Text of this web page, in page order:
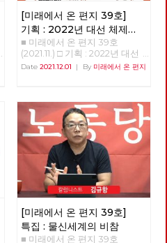
[미래에서 온 편지 39호]
기획 : 2022년 대선 체제
전환을 위한 7대 과제와 방향
■ 미래에서 온 편지 39호(2021.11.) □ 기획 : 2022년 대선 체제 전환을 위한 7대 과제와 방향 홍석만 참세상연구소 연구원 이제, 정권이 아닌 체제를 바꿀 때 지금 한국 사회는 총체적 위기에 처해 있다. 경제 위기와 생태 위기 이로 인한 우리 삶의 위기가 바로 그것이다. 한국 경제는 IMF 외환 위기, 2008년 글로벌 금융 위기 이어 코로나19 경제 위기를 겪고 있다. 과거 두 차례의 경제 위기 극복이 노동자·민중의 희생에 기초해 이뤄지고 있듯이, 최근 팬데믹으로 인한 경제 위기 역시 노동자·민중의 일방적 희생을 낳고 있다. 더 근본적인 문제는 한국 경제가 성장해도 우리의 삶은 나아지지 않는다는 점이다. ‘고용 없는 성장’이 지속하고 있으며, 새로 창출되는 고용은 ‘저임금·불안정 일자리’뿐이다. 경제 성장의 과실은 경제를 장악한 재벌과 자산 소유자에게만 집중되고 있다. 재벌의 사내 유보금은 천문학적으로 커지고 있지만, 가계 소득은 악화하고 있다. 자산 격차는 코로나19 팬데믹 이후 더욱 커지고 있다. 경제가 성장해도 자본과 자산 소유자의 부(富)만 늘어날 뿐, 경제 불평등과 빈곤은 나날이 심화하고 있다. 이는 자본주의에서 경제위기는 반복될 수밖에 없으며, ‘파이를 키워 나눈다’라는 자본주의 경제 논리는 파국을 맞았음을 말한다. ‘소수 재벌과 자산 불로소득자를 위한 경제’를 ‘모든 사회 구성원의 인간다운 삶을 보장하는 경제’로 체제를 바꾸지 않는 한 경제위기와 노동의 위기를 극복할 수 없다. 기후 위기·생태 위기 역시 심각하다. 생태 파괴의 결과로 코로나19 바이러스와 같은 인수공통감염병의 주기적 창궐이라는 위험 앞에 놓였고, 기후 재앙도 전 세계를 엄습하고 있다. 그런데 코로나19 펜데믹이 그렇듯, 기후 위기의 피해 역시 차별적으로 작동한다. 기후 위기의 주범은 소수의 역사적 탄소 다배출국과 화석 연료를 많이 사용한 대자본임에도 불구하고, 제3세계 국가와 노동자 민중은 기후 위기로 생존의 위기에 몰리고 있다. 부를 독점하여 경제적 불평등 체제를 낳은 주범이 기후 위기의 주범이기도 하다는 사실은 불평등 체제와 기후 위기가 동전의 양면이라는 점을 말하는 것이자, 기후 위기가 자본주의의 결과라는 것을 말한다. 자본주의는 더 많은 이윤을 위해 더 많이 생산하고 노동자를 더 많이 착취하며, 생태계의 자정 능력이 감당할 수 없을 정도로 자연을 수탈하는 체제다. 기업 주도의 녹색 산업 창출이나, 착한 소비자 운동으로는 기후 위기와 생태 파괴를 극복할 수 없다. 생명과 생태 파괴의 대재앙을 불러올 핵 발전도 기후 위기의 대안이 결단코 아니다. 기약 없는 탄소 배출 저감 기술 발전과 시장 규제를 통해 이루겠다는 탄소 중립은 독점 자본의 시장 이윤을 보장하기 위한 거짓과 기만의 방식일 뿐이다. 과잉 생산-과소비로 낭비되는 물자와 자원은 생산량의 30% 가깝고 이를 필요한 만큼, 계획한 만큼만 줄여도 탄소 배출량의 30% 이상을 줄일 수 있다. 무엇보다 경제 체제가 바뀌어야 한다. 자본주의 세계 경제는 지금 성장의 한계를 넘어 경제 성장률이 마이너스(-)가 되어 경제 규모가 축소되는 역상장을 코앞에 두고 있다. 미국과 유럽 등 선진국의 평균 경제 성장률은 이미 0%대에 접어들었고, 기후 위기 확대에 따른 경제 피해의 증가로 빠르면 2030년을 전후로 마이너스 성장(역성장) 국면에 들어간다. 한국 경제도 이제 성장률 1% 대에 들어갔고 2050년 탄소 순배출이 0에 도달하는 탄소 중립을 이루더라도 그즈음 역성장에 들어갈 전망이다. 탄소 감축에 실패해 현재의 탄소 배출량을 지속하면 2030년대 중반 무렵부터 역성장 한다. 위기는 경제 불평등의 심화와 생태 위기에 그치지 않는다. 코로나19로 ‘공적 역할’의 중요성이 커지고 있음에도 불구하고, 한국 사회는 여전히 의료-주택-교육-돌봄의 영역이 시장에 맡겨져 있어, 존엄한 삶을 누릴 권리를 보장받지 못하고 있다. 한반도 정전 체제와 미·중 패권 경쟁의 심화로 한반도 평화는 아직도 염원으로만 남아 있다. 여성, 성 소수자, 장애인, 이주민, 청소년 등 사회적 소수자들은 인간다운 삶을 누릴 권리를 얻지 못한 채, 차별과 배제를 넘어 ‘혐오’의 대상으로까지 되고 있다. 한국 사회를 지배하는‘가치관’의 위기도 심각합니다. 사다리 꼭대기에 오르기 위한 치열한 경쟁 논리와 이를 뒷받침하는 공정성이 유일한 정의인 양 외쳐지고 있다. 이윤의 성장을 뜻하는 자본주의 성장 경제는 현실적, 환경적, 물리적 한계를 맞고 있고 이윤이 아닌 사회적 가치를 생산하는 경제 체제로의 전환을 예고하고 있다. ‘더 많은 이윤-더 많은 생산-더 많은 소비’를 하며 ‘더 많은 노동-더 많은 자연 수탈’에 의해 지탱되는 자본주의를 ‘필요한 만큼 계획적으로 생산하고 소비’하며, ‘더 적은 노동으로 자연과 공존하는 생태 사회’로 전환해야 한다. 이제 뒤엎고 바꿔야 한다. 그것이 체제 전환이다. 우리의 삶이 자본의 돈벌이에 내맡겨지지 않고 사회와 국가가 책임지고 존엄한 삶을 보장하는 사회, 인간과 자연이 공존하는 생태 사회, 차별과 배제·혐오가 없는 평등한 연대 사회, 핵과 전쟁 위기 없는 평화로운 한반도를 만들어야 한다. 2022년은 대통령 선거와 지방 선거가 연이어 있는 해이다. 특히 2022년 대선은 문재인 정부에 대한 평가를 넘어 코로나19를 계기로 부각된 한국 사회 전환의 방향을 둘러싼 대격돌이 벌어지는 장이 될 것이다. 민주당, 국민의힘과 같은 보수 기득권 정당은 경제 위기-생태 위기-삶의 위기를 낳은 공범으로 이를 해결할 의지도, 능력도 없다. 한국 사회의 대전환을 말하지만, 현재 한국 사회를 좀 고쳐 쓰자는 소위 ‘진보 정치’로는 한국 사회의 총체적 위기를 근본적으로 해결할 수 없다. 오직 ‘자본주의 너머’를 현실로 만들고 이를 향해 투쟁할 때 ‘경제 위기, 생태 위기, 삶의 위기’를 극복할 수 있다. ‘정권이 아니라 체제’를 바꿔야 한다. 한국 사회 대전환의 주체는 자본도, 국가도 아닌 바로 우리 노동자·민중이 되어야 한다. 체제 전환의 대안 정치로서 민주적, 생태적 사회주의 정치 운동이 본격화되어야 한다. 1. 재벌 중심 경제 체제에서 만인을 위한 사회적 경제 체제로 전환 1997년 외환위기 이후 한국 경제의 신자유주의 재편이 완료·강화되면서, 재벌과 초국적 자본의 한국 경제 대한 지배력이 강화되었다. 삼성, 현대차, SK, LG, 롯데 등 5대 그룹의 자산은 GDP의 60%에 달할 정도로 소수 재벌에 의한 경제 지배력이 커졌다. 정부 특혜 아래 재벌은 핵심 산업, 제 2금융권, 부동산 투기로 부를 축적하는 한편, 재벌은 반노동 체제, 하청 업체 불공정 거래, 중소 영세 자영업자 생존권 침탈로 막대한 이윤을 축적하고 있다. 그 결과 2020년도 30대 재벌 사내 유보금은 1,045조 원이 넘는다. 특히, 플랫폼 독과점 기업이 재벌화하여 시장 지배를 확대·강화하고 있다. 소비자들에게 편익을, 노동자에게는 유연한 근무를 제공한다고 주장하는 플랫폼 독점 자본은 비용의 일부를 소비자에게 전가하고, 노동자들의 자유와 자기 결정권을 심각하게 훼손하면서 이익을 착취해 가는 자본일 뿐이다. 플랫폼 자본의 과도한 이익은 물가를 높이고, 실질 임금을 낮추어 중소 생산자와 노동자, 대다수의 민중들의 삶을 피폐하게 만든다. 한국 경제 구조는 재벌·독점 기업을 중심으로 하청 계열화 되어 있다. 재화와 서비스를 생산하는 생산 영역에서 재벌과 플랫폼 독점 기업 그리고 이들이 지배하는 기간 산업의 경제적 위상은 막대하다. 따라서 생산 영역을 근본적으로 전환하는 관건은 재벌과 독점 기업의 지배 구조(총수 일가의 황제 경영 구조)를 개혁하는 재벌 개혁 수준을 넘어 재벌의 소유-지배 구조를 근본적으로 개조하는 것이다. 곧 재벌·기간 산업과 플랫폼 독점 기업을 사회화하여 국유 기업 또는 공기업으로 바꾸고, 기업에 대한 노동자·사회적 통제를 결합시켜, 기업 경영의 성과를 노동자를 비롯한 전 사회 구성원이 골고루 누리는 기업으로 재편해야 한다. 또한 재벌이 쌓아 놓은 막대한 독점 이윤을 환수하여 사회적으로 필요한 영역에 투자하거나. 최저임금 인상 등의 노동자 삶의 질 개선, 노동자 민중의 인간다운 삶을 위한 복지 재원으로 쓸 수 있다. 한편, 우리 사회는 2020년 기준으로 상위 1% 가구가 전체 가구 보유 토지의 32.2%를 갖고 있다. 상위 10%(141만 세대)로 확대하면 보유 비중이 77.5%에 달한다. 나머지 90%, 약 1300만 가구가 고작 22.5%의 토지를 보유하고 있다. 법인의 토지 소유 불평등은 더 심각한데, 2020년 기준 상위 1% 법인 2,361곳이 전체 법인 보유 토지의 76.1%를 보유하고 있다. 한국의 땅값은 2018년 말 기준 1경 1,500조 원이며, 이중 민간 보유 땅값은 9,500조 원으로, 1979년 말 325조 원에서 40년 동안 9,164조 원, 문재인 정부 2년 동안에만 2,054조 원 상승했다. 문재인 정부 상위 1%에 속하는 사람 1명당 부동산 불로소득은 연간 25억 원으로 상위 1% 근로 소득(2017년 기준 2.6억)의 9배, 근로 소득 평균(2017년 3,500만원)의 70배에 달한다. 토지와 주택은 재산 형성의 수단이 될 수 없는 모두의 소유물이다. 토지 국유화 정책을 통해 토지에서 발생하는 불로 소득을 막고 주택 등 택지 개발의 이익이 공공의 이익이 되도록 전환해야 한다. 토지뿐만 아니라 금융 불평등도 매우 심각한 수준으로 확대하고 있다. 2019년 기준 전체 배당 소득(22.7조) 중에서 상위 0.1%가 47.1%(10.4조)로 거의 절반을 가져갔다. 상위 10%로 확대하면 93.1%에 해당하는 20.5조를 챙겼다. 이자 소득(총 18조 원)도 마찬가지인데, 상위 1%가 45.5%(8.2조)을 챙겼고, 상위 10%가 전체의 91.0%(16.3조)를 가져갔다. 이처럼 금융 소득 양극화 심화는 물론이고, 상위 계층의 근로 소득 대비 불로 소득 쏠림 현상도 야기한다. 하위 10%가 2019년 얻은 배당 소득과 이자 소득은 각각 1.5억, 1.47억에 그쳤다.(한 명이 1.5억을 가졌다는 것이 아니라 소득 하위 10%인 인구 500만 명의 총 이자 소득이다) 1) 재벌·기간산업·플랫폼 독점 기업의 사회화로 2) 무질서하고 반환경적인 시장 경제에서 생태적·민주적 경제로 3) 재벌과 자산가를 위한 금융/통화에서 노동자·민중을 위한 금융/통화로 4) 토지 사유화에서 토지 국유화로 2. 안전한 일터, 완전 고용을 위한 노동 체제로 전환 저임금-불안정 노동의 확대는 한국 사회 불평등 구조를 악화시키는 주범이다. 우리나라의 상대적 빈곤율은 OECD 회원국 중 네 번째로 높다. OECD에 따르면 2018년부터 2019년 기준 한국의 상대적 빈곤율은 16.7%이다. 상대적 빈곤율은 전체 인구 중 기준 중위 소득의 50%에 미치지 못하는 인구의 비율로 국민 6명 중 한 명으로, 총인구 5천만 명 기준으로 835만여 명이 상대 빈곤에 놓여 있다. 이러한 높은 빈곤율의 원인은 기본적으로 저임금과 비정규직-불안정 일자리의 만연, 단시간 노동의 확대, 소규모 사업장과 비정규 노동자의 ‘노조 할 권리’ 제약, 성별 분업에 기초한 여성 노동의 가치 축소 등이 상대 빈곤과 저임금 구조를 유지·강화시키는 원인이다. 따라서 저임금-불안정 노동을 깨기 위해, 비정규 악법 철폐, 정리해고제 철폐, 원청의 사용자성 인정, 비정규직 우선 해고 금지, 생활 임금을 이뤄야 한다. 더불어 저임금 구조를 유지시키는 성별 분업에 기초한 성차별적 임금-고용을 성평등적 임금-고용으로 바꿔낸다. 또한, 모든 노동자의 ‘노동 3권을 실현’과 함께 ‘노동할 권리’와 ‘정당한 노동의 가치를 인정받을 권리’로 확장한다. 이는 배제와 예외 없는 노동 기본권인 것이다. ‘근로기준법 예외 규정 폐지 및 전면 적용 운동’으로 플랫폼 노동을 포함한 특수 고용 노동자, 작은 사업장 노동자들의 노동 기본권 확대를 이뤄낸다. OECD의 2020년 통계에 의하면, 한국 사회 전체 취업자의 평균 노동 시간은 1,908시간으로 가장 적은 독일의 1,332시간보다 43%이상 길고, 심지어 노동 시간이 길다는 일본의 1,598시간보다도 300시간 이상 길다. 한국의 노동자들이 일본의 노동자들보다 1년에 한 달 반 정도를 더 일한다. 게다가 산재 사망률도 세계 최고 수준이다. 위험의 외주화로 인한 비정규 노동자들의 죽음, 과로사로 인한 노동자의 죽음의 행렬이 이어지고 있다. 무엇보다 장시간 노동은 건강의 악화, 작업 중의 사고 위험 증가, 여가의 부족 등을 야기하기에, 이를 방지하기 위하여 주 당 노동 시간을 30시간으로 정하며 연간 총 노동 시간도 우선 1,500시간 대로 낮춰야 한다. 노동 시간의 제한은 사회적으로 일자리를 나누는 효과도 거둘 것으로 기대된다. 동시에, 이러한 노동 시간의 단축은 연장 근로 제한의 적용이 없는 근로 시간 특례 업종 제도의 폐지와 함께 이루어져 실질적으로 모든 노동자가 그 혜택을 볼 수 있어야 한다. 한편, 현재 자본주의의 구조 위기와 생태 위기 속에서 성장률은 축소 또는 역성장 국면으로 접어들고 있고 그 속에 디지털·산업전환이 이어져 민간의 고용률은 나날이 떨어지고 실업 인구는 날이 갈수록 커지고 있다. 이는 경기 순환 국면에 일시적 직업을 제공해 실업을 해결할 수 없음을 말한다. 따라서 ‘고용 보장’이라는 기본적 요구의 실현은, 그 요구를 체제 변혁 전망과 적극적으로 결합하는 방법 뿐이다. 실업과 불안정 노동층 양산을 통해 축적 위기를 극복하려는 자본에 맞서 ‘생활 임금이 보장된 사회·국가 책임 기본 일자리’를 실현해야 한다. 1) 개인별 이중 노동 시장에서 완전 고용 보장 체제로 2) 저임금-장시간-불안정 노동에서 인간다운 삶을 위한 노동으로 3) 이윤 우선인 노동에서 생명과 안전 우선인 노동으로 3. 모두가 잘 사는 사회·국가 책임 복지 사회로 전환 신자유주의 이후 한국의 복지는 ‘개인’의 책임으로, 그것도 ‘높은 부채’로 지탱되고 있다. 가처분 소득 대비 가계 부채 비율은 2020년 200.7%로 가처분 소득의 두 배를 부채로 끌어다 쓰고 있다. 특히 부채의 절반 정도가 주택 마련이나 전·월세 보증금으로 충당되고 있어, 노동자·민중은 부채에 저당잡힌 삶으로 내몰리고 있다. 취약한 복지는 주택 소유를 노후 복지 대책의 주요 수단으로 만들었다. 특히 외환위기 이후 고용 불안정의 증가, 공적 복지의 미비는 중산층의 부동산 의존성을 더욱 심화시켰는데, 이는 부동산 시장의 붕괴가 곧 노후 복지의 붕괴로 이어짐을 의미한다. 노동할 능력이 있든 없든 모든 사람은 사람다운 삶을 영위할 수 있는 권리를 누려야 한다. 바로 복지는 인간의 ‘기본권’이다. 복지는 개인보다는 가족이, 가족보다는 지역 사회와 국가 차원에서 진행하는 것이 훨씬 비용도 적게 들고, 효과를 극대화할 수 있다. 그러나 자본의 이윤 논리가 최고의 가치인 한국 사회에서 복지는 개인이 책임져야 할 것으로, 불안정 노동을 강요하는 수단으로, 자본의 이윤 수단으로 전락하고 있다. 이에 현 복지 체계를 사회(국가)가 책임지는 방향으로 확 바꿔야 한다. 따라서 복지 문제의 해결을 위해서는 주택 의존적인 복지 해결에서 벗어나 무엇보다 주택 문제와 주거 불안정을 해소하고 교육, 의료 및 필수 공공 사회 서비스의 시장화, 민영화에서 벗어나 공공성을 강화·확장하는 것이 중요하다. 즉, 모두가 행복하고 잘 살 수 있도록 사회와 국가가 복지를 책임지는 복지 사회로의 전환이 필수적이다. 1) 주택을 사는(buy) 것에서 사는(live) 곳으로 2) 입시를 위한 경쟁 교육에서 필요에 따른 평등 교육으로 3) 돈 있어야 받는 의료에서 필요하면 받는 의료로 4) 사회 보장 수준의 획기적 향상, 가사·돌봄·임신·출산·보육·요양 등 필수 사회 서비스 보장 5) 교통·운송·통신·전기 등 공공 서비스의 시장화에서 공영화로 6) 문화·예술의 노동 가치와 공공성 확대 4. 차별과 폭력 없는 평등·연대 사회로 전환 우리 사회에서는 성별, 성정체성, 신체 조건, 외모, 나이, 국적, 인종, 가족 형태, 종교, 사상, 전과, 학력, 재산, 계급 등에서 자신과 다른 존재에 대한 차별과 폭력, 혐오가 만연해 있다. 특히 국민 대다수가 노동자이자 여성이며 다양한 영역에서 소수자 임에도 불구하고 사회는 노동권과 성평등 그리고 차별 금지에 대한 교육과 처벌의 책임을 방기해 왔고 차별과 폭력을 암묵적으로 용인해 왔다. 특히 여성은 자본주의와 가부장제가 상호 결합된 구조 아래 억압-차별을 받고 있다. 성별 분업 구조는 여성의 ‘노동’을 부차화된 노동으로 전락시켜 차별을 정당화하고, 임금 노동과 가사 노동의 이중고를 유지시키며, 여러 형태로 여성의 차별을 재생산하고 있다. 여성가족부의 ‘2020년 성별 임금 격차’ 조사 결과를 보면, 남성 1인당 평균 임금은 7,980만원, 여성은 5,110만원으로 임금 격차가 35.9%에 이르렀는데, 한국의 남녀 임금 격차는 OECD 국가 중 가장 크다. 여성 비정규직 노동자 비율은 45%로, 남성 29.4%보다 15.6%포인트 더 많으며, 여성 저임금 노동자 비율은 24.1%로, 남성 12.0%보다 2배 많았다. 영국 시사 주간지 <이코노미스트>가 지난 3월 발표한 ‘유리천장 지수’ 조사 결과를 보면, 한국의 남녀 임금 격차는 32.5%로 OECD 임금 격차 평균(12.8%)의 2.5배나 됐다. 한편, 여성은 낙태권은 물론이고 임신·출산 등의 재생산의 권리도 박탈당했다. 인구 급증이 문제될 때는 강제 낙태와 피임으로 여성의 몸을 통제했고, 저출산의 시기가 도래하자 ‘낙태 단속’으로 또 여성의 몸을 통제했다. 이성애 중심 가족을 강요하고, 혼인 밖 여성들의 임신·출산의 권리를 박탈하고 있다. 이렇듯 여성은 몸과 노동 모두를 국가(사회)에 의해 통제 당하고 있다. 여기에 여성에게만 강요되는 이중적 성규범은 성폭력 피해자인 여성에게만 책임을 묻고, 가해자들에게 면죄부를 부여했다. 여성에게만 강요되는 감정 노동, 일상화되어 있는 성희롱과 추행 등은 여성들의 계속된 저항에도 쉽게 사라지지 않고 있다. 이로 인해 여성들은 성적 폭력으로 인한 고통에서 헤어나지 못하고 있으며, 디지털 성범죄와 같이 더 잔인하고 교묘하게 여성에 대한 폭력은 확대되고 있다. 또한, 한국 사회에는 성별, 성적 지향 및 성정체성의 차이, 장애 유무, 연령, 인종과 국적 등의 차이가 차별과 억압·배제로 나타나고 있다. 심지어 ‘혐오’의 대상이 되기도 하는데 특히 성소수자가 그렇다. 자본주의는 자본 축적에 필요한 노동력을 공급받기 위해 이성애 가족 만을 정상적 가족으로 인정하면서, 성소수자를 비정상으로 낙인 찍어 왔다. 그 결과 자본주의 시대 들어 그 전 시대보다 성소수자에 대한 혐오와 차별이 심화되었다. 장애인 역시 자본을 위한 이윤 생산에 기여하지 못한다는 이유로 고용 차별과 고용 배제, 그리고 사회와 격리된 삶을 강요당하고 있다. 청소년은 미성년이라는 이유로 제 권리를 제대로 누리지 못하고 있다. 이주민의 비인간적 삶 역시 자본 논리에 기인한다. 정부는 자본을 위해 경제 상황에 따라 저임금-무권리의 이주 노동자를 활용하기도 하고 단속-추방하기도 하면서 일회용품처럼 취급하고 있다. 결혼 이주 여성은 농촌 남성의 결혼 문제를 해결하기 위한 도구 취급을 받고 있으며, 정치적·경제적 고난을 피해 한국 땅으로 온 난민들은 한국 정부의 비인권적 난민 정책으로 난민으로 인정받지 못하고 있다. 우리 사회는 기본권을 누릴 주체를 ‘사람’이 아닌 ‘국민’으로 한정하고 있는 것이다. 역대 정부와 정치권은 ‘포괄적 차별 금지법’조차 제정하지 않음으로써 차별과 배제, 혐오를 차단할 제도적 장치 마련을 위한 노력도 전혀 하지 않고 있다. 1) 가부장적, 성차별적 폭력 사회에서 여성 차별과 폭력 없는 성평등 사회로 2) 성차별적 노동 조건에서 여성 노동권 보장과 임금 차별 철폐로 3) 성소수자·장애인·청소년·이주민에 대한 차별과 배제 없는 평등 사회로 5. 자연과 인간이 공존하는 기후 정의·생태 사회로 전환 현재 지구는 인류와 생물의 생존을 위협하는 생태 위기에 처해 있다. 그런데 이 생태 위기는 자본주의 경제 시스템과 밀접히 연관되어 있다. 첫째, 자본주의는 이윤을 위해 더 많은 ‘생산’을 필요로 하며, 그래야만 유지되는 체제이기 때문이다. 둘째, 이윤을 낳을 수 있는 한 자본주의는 석탄과 석유 같은 화석 연료 사용을 중단하지 못한다. 셋째, 자본주의적 생산의 목적은 환경의 보존과 인류 삶의 향상이 아
Date 2021.12.01 | By 미래에서 온 편지
[미래에서 온 편지 39호]
특집 : 물신세계의 비참
■ 미래에서 온 편지 39호